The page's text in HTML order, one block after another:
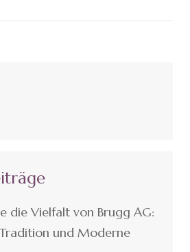
die Vielfalt von Brugg AG:
und Moderne